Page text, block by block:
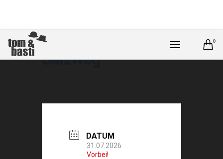
0
Salzweg
DATUM
31.07.2026
Vorbei!